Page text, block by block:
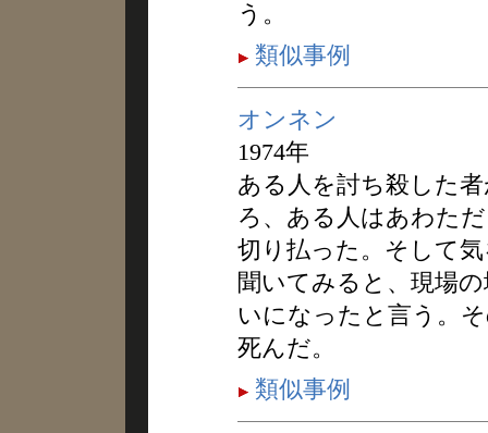
う。
類似事例
オンネン
1974年
ある人を討ち殺した
ろ、ある人はあわた
切り払った。そして
聞いてみると、現場
いになったと言う。
死んだ。
類似事例